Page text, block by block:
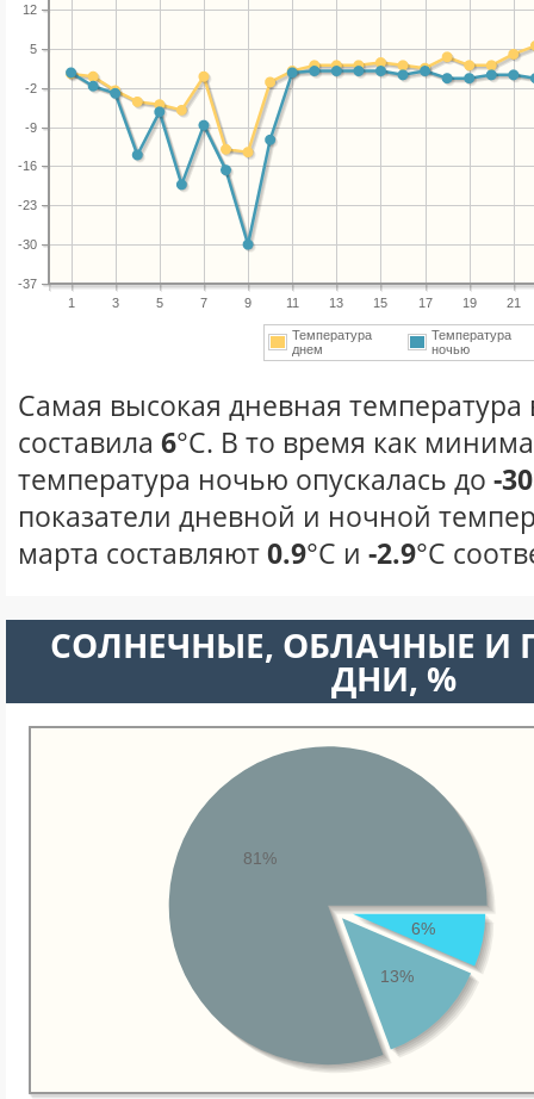
1 3 5 7 9 11 13 15 17 19 21
-37
-30
-23
-16
-9
-2
5
12
Температура
днем
Температура
ночью
Самая высокая дневная температура
составила 6°С. В то время как
температура ночью опускалась до -30
показатели дневной и ночной
марта составляют0.9°С и -2.9°С
CОЛНЕЧНЫЕ, ОБЛАЧНЫЕ И
ДНИ, %
6%
13%
81%